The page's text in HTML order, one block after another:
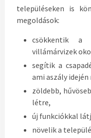
településeken is
megoldások:
csökkentik a
villámárvizek
segítik a
ami aszály
zöldebb,
létre,
új funkciókkal
növelik a